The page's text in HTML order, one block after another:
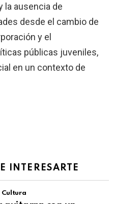
la ausencia de
desde el cambio de
y el
públicas juveniles,
en un contexto de
INTERESARTE
Cultura